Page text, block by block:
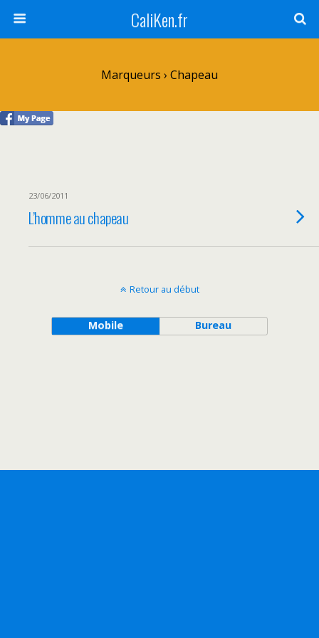
CaliKen.fr
Marqueurs › Chapeau
23/06/2011
L’homme au chapeau
Retour au début
Mobile Bureau